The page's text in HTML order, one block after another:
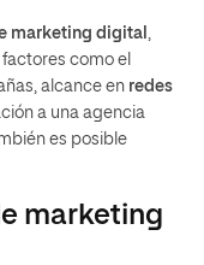
marketing digital
como el
alcance en redes
a una agencia
es posible
marketing